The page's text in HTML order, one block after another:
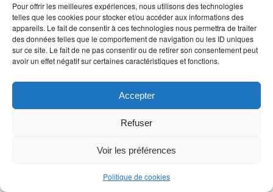
Pour offrir les meilleures expériences, nous utilisons des technologies
telles que les cookies pour stocker et/ou accéder aux informations des
appareils. Le fait de consentir à ces technologies nous permettra de traiter
des données telles que le comportement de navigation ou les ID uniques
sur ce site. Le fait de ne pas consentir ou de retirer son consentement peut
avoir un effet négatif sur certaines caractéristiques et fonctions.
Accepter
Refuser
Voir les préférences
Politique de cookies